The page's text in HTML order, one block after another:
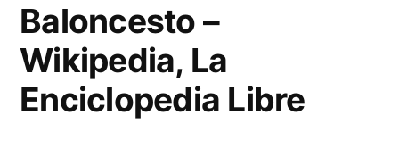
Baloncesto –
Wikipedia, La
Enciclopedia Libre